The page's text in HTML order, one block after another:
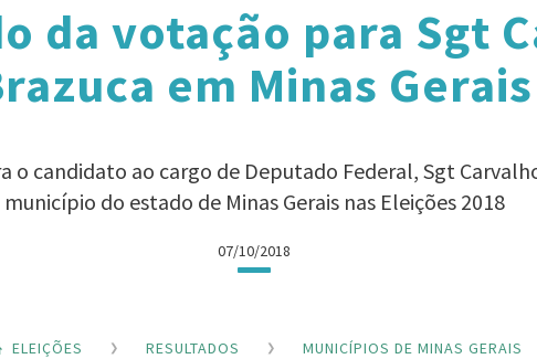
da votação para Sgt
em Minas Gerais
o candidato ao cargo de Deputado Federal, Sgt
município do estado de Minas Gerais nas Eleições 2018
07/10/2018
ELEIÇÕES RESULTADOS MUNICÍPIOS DE MINAS GERAIS